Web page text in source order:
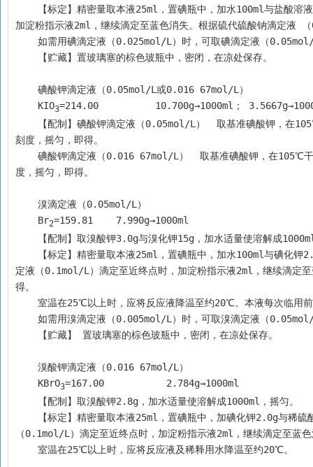
加淀粉指示液2ml，继续滴定至蓝色消失。根据硫代硫酸钠滴定液
如需用碘滴定液（0.025mol/L）时，可取碘滴定液（
    【贮藏】置玻璃塞的棕色玻瓶中，密闭，在凉处保存。
    碘酸钾滴定液（0.05mol/L或0.016 67mol/L）
    KIO
3
=214.00 	 10.700g→1000ml；
刻度，摇匀，即得。
度，摇匀，即得。
    溴滴定液（0.05mol/L）
    Br
2
=159.81	  7.990g→1000ml
【配制】取溴酸钾3.0g与溴化钾15g，加水适量使溶解成
定液（0.1mol/L）滴定至近终点时，加淀粉指示液2ml，继续滴定
得。
室温在25℃以上时，应将反应液降温至约20℃。本液每次临用
如需用溴滴定液（0.005mol/L）时，可取溴滴定液（
    【贮藏】 置玻璃塞的棕色玻瓶中，密闭，在凉处保存。
    溴酸钾滴定液（0.016 67mol/L）
    KBrO
3
=167.00	   2.784g→1000ml
    【配制】取溴酸钾2.8g，加水适量使溶解成1000ml，摇匀。
（0.1mol/L）滴定至近终点时，加淀粉指示液2ml，继续滴定至蓝
    室温在25℃以上时，应将反应液及稀释用水降温至约20℃。